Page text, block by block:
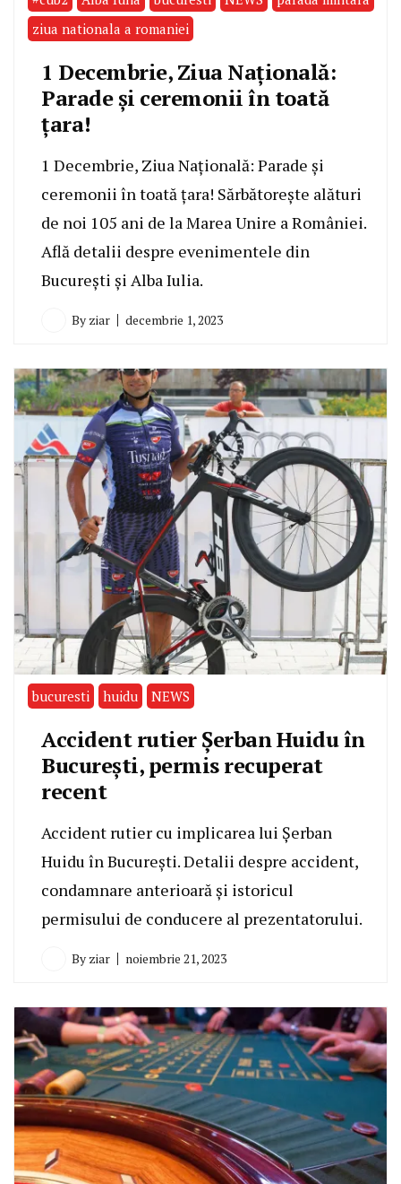
ziua nationala a romaniei
1 Decembrie, Ziua Națională:
Parade și ceremonii în toată
țara!
1 Decembrie, Ziua Națională: Parade și
ceremonii în toată țara! Sărbătorește alături
de noi 105 ani de la Marea Unire a României.
Află detalii despre evenimentele din
București și Alba Iulia.
By ziar decembrie 1, 2023
bucuresti huidu NEWS
Accident rutier Şerban Huidu în
Bucureşti, permis recuperat
recent
Accident rutier cu implicarea lui Șerban
Huidu în București. Detalii despre accident,
condamnare anterioară și istoricul
permisului de conducere al prezentatorului.
By ziar noiembrie 21, 2023